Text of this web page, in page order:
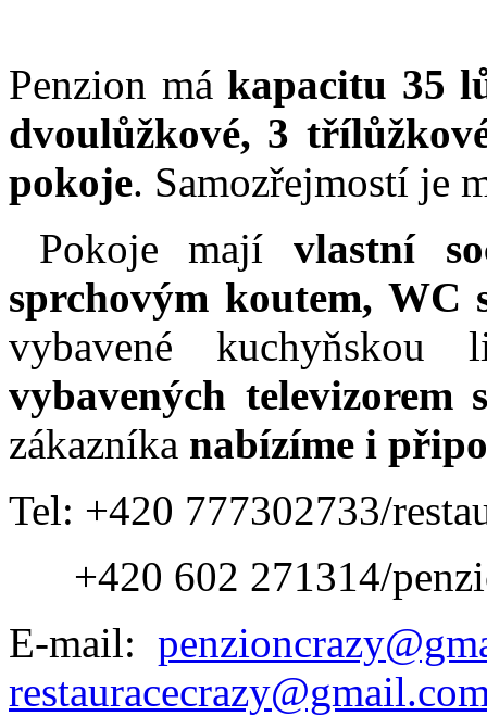
Penzion má kapacitu 35
dvoulůžkové, 3
pokoje. Samozřejmostí je
Pokoje majívlastní
sprchovým koutem, WC
vybavené
vybavených televizorem
zákazníka nabízíme i
Tel: +420 777302733/
+420 602 271314/
E-mail: